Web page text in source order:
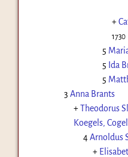
+
1730
5
5 Ida
5
3 Anna Brants
+Theodorus
Koegels,
4Arnoldus
+